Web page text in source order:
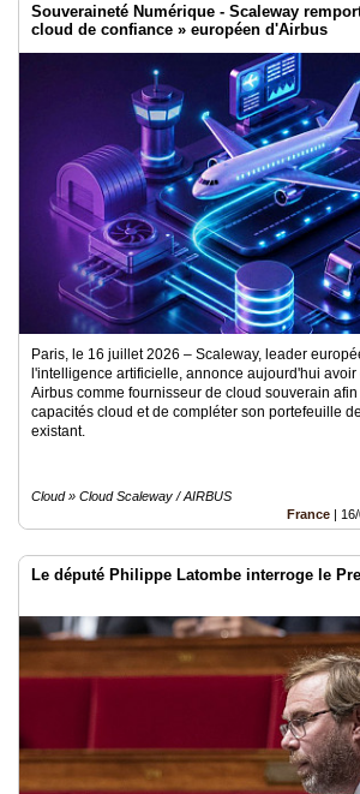
Souveraineté Numérique - Scaleway
cloud de confiance » européen d'Airbus
Paris, le 16 juillet 2026 – Scaleway, leader
l'intelligence artificielle, annonce aujourd'hui
Airbus comme fournisseur de cloud souverain
capacités cloud et de compléter son portefeuille
existant.
Cloud » Cloud Scaleway / AIRBUS
France |
Le député Philippe Latombe interroge le